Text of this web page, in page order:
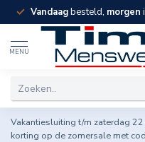
Vandaagbesteld, morgen
MENU
Vakantiesluiting t/m zaterdag
korting op de zomersale met